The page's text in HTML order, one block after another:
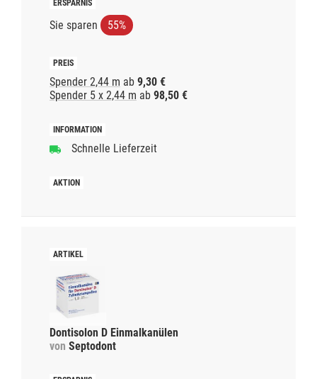
Sie sparen 55%
Spender 2,44 m ab 9,30 €
Spender 5 x 2,44 m ab 98,50 €
Schnelle Lieferzeit
Dontisolon D Einmalkanülen
von Septodont